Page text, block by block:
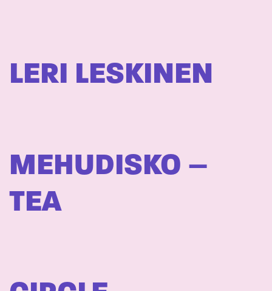
LERI LESKINEN
MEHUDISKO –
TEA